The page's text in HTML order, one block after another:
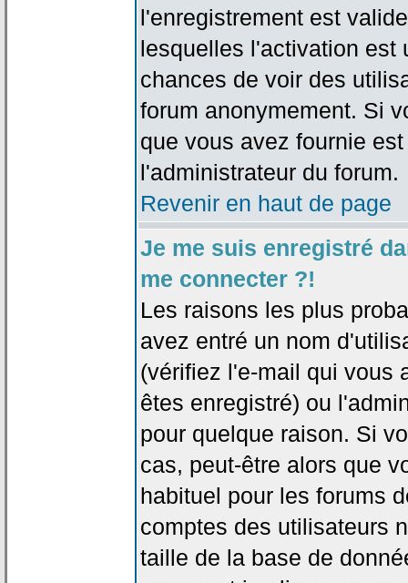
l'enregistrement est
lesquelles l'activation est
chances de voir des
forum anonymement. Si
que vous avez fournie
l'administrateur du forum.
Revenir en haut de page
Je me suis enregistré
me connecter ?!
Les raisons les plus
avez entré un nom
(vérifiez l'e-mail qui vous
êtes enregistré) ou
pour quelque raison. Si
cas, peut-être alors que
habituel pour les forums
comptes des utilisateurs
taille de la base de